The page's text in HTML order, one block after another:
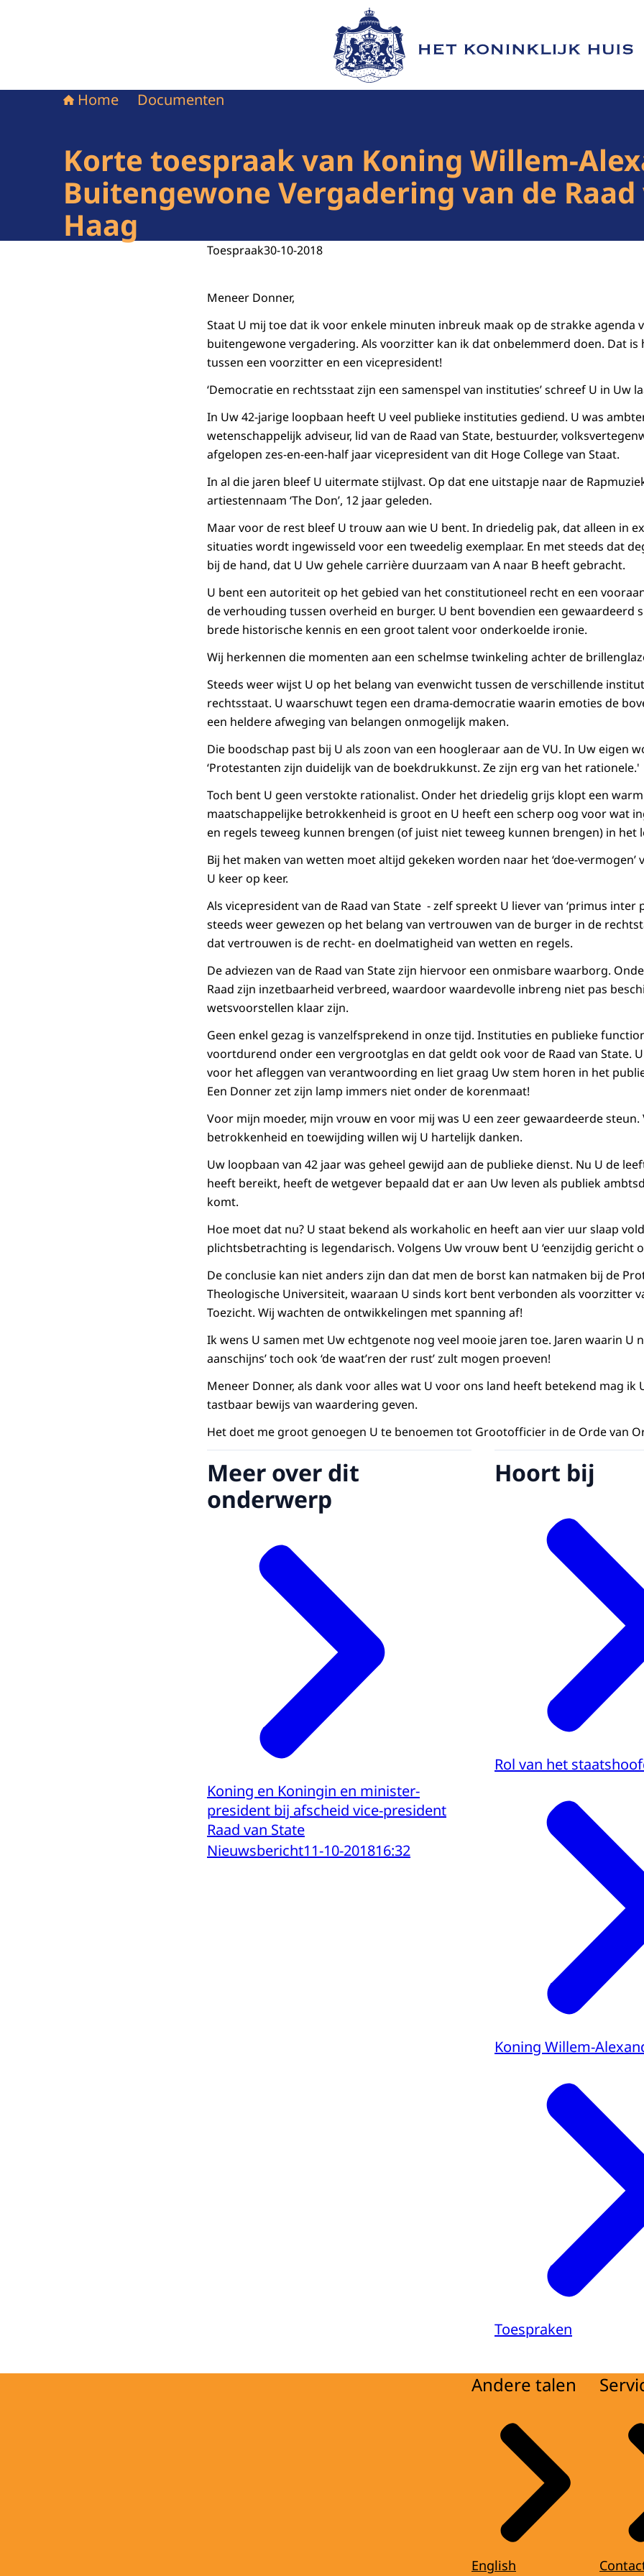
Naar de homepage van Het Koninklijk Huis
Home Documenten
Korte toespraak van Koning Willem-
Buitengewone Vergadering van de
Haag
Toespraak30-10-2018
Meneer Donner,
Staat U mij toe dat ik voor enkele minuten inbreuk maak op de strakke agenda
buitengewone vergadering. Als voorzitter kan ik dat onbelemmerd doen. Dat is
tussen een voorzitter en een vicepresident!
‘Democratie en rechtsstaat zijn een samenspel van instituties’ schreef U in Uw
In Uw 42-jarige loopbaan heeft U veel publieke instituties gediend. U was
wetenschappelijk adviseur, lid van de Raad van State, bestuurder,
afgelopen zes-en-een-half jaar vicepresident van dit Hoge College van Staat.
In al die jaren bleef U uitermate stijlvast. Op dat ene uitstapje naar de
artiestennaam ‘The Don’, 12 jaar geleden.
Maar voor de rest bleef U trouw aan wie U bent. In driedelig pak, dat alleen in
situaties wordt ingewisseld voor een tweedelig exemplaar. En met steeds dat
bij de hand, dat U Uw gehele carrière duurzaam van A naar B heeft gebracht.
U bent een autoriteit op het gebied van het constitutioneel recht en een
de verhouding tussen overheid en burger. U bent bovendien een gewaardeerd
brede historische kennis en een groot talent voor onderkoelde ironie.
Wij herkennen die momenten aan een schelmse twinkeling achter de
Steeds weer wijst U op het belang van evenwicht tussen de verschillende
rechtsstaat. U waarschuwt tegen een drama-democratie waarin emoties de
een heldere afweging van belangen onmogelijk maken.
Die boodschap past bij U als zoon van een hoogleraar aan de VU. In Uw eigen
‘Protestanten zijn duidelijk van de boekdrukkunst. Ze zijn erg van het rationele.'
Toch bent U geen verstokte rationalist. Onder het driedelig grijs klopt een
maatschappelijke betrokkenheid is groot en U heeft een scherp oog voor wat
en regels teweeg kunnen brengen (of juist niet teweeg kunnen brengen) in het
Bij het maken van wetten moet altijd gekeken worden naar het ‘doe-
U keer op keer.
Als vicepresident van de Raad van State - zelf spreekt U liever van ‘primus inter
steeds weer gewezen op het belang van vertrouwen van de burger in de
dat vertrouwen is de recht- en doelmatigheid van wetten en regels.
De adviezen van de Raad van State zijn hiervoor een onmisbare waarborg.
Raad zijn inzetbaarheid verbreed, waardoor waardevolle inbreng niet pas
wetsvoorstellen klaar zijn.
Geen enkel gezag is vanzelfsprekend in onze tijd. Instituties en publieke
voortdurend onder een vergrootglas en dat geldt ook voor de Raad van State.
voor het afleggen van verantwoording en liet graag Uw stem horen in het
Een Donner zet zijn lamp immers niet onder de korenmaat!
Voor mijn moeder, mijn vrouw en voor mij was U een zeer gewaardeerde steun.
betrokkenheid en toewijding willen wij U hartelijk danken.
Uw loopbaan van 42 jaar was geheel gewijd aan de publieke dienst. Nu U de
heeft bereikt, heeft de wetgever bepaald dat er aan Uw leven als publiek
komt.
Hoe moet dat nu? U staat bekend als workaholic en heeft aan vier uur slaap
plichtsbetrachting is legendarisch. Volgens Uw vrouw bent U ‘eenzijdig gericht
De conclusie kan niet anders zijn dan dat men de borst kan natmaken bij de
Theologische Universiteit, waaraan U sinds kort bent verbonden als voorzitter
Toezicht. Wij wachten de ontwikkelingen met spanning af!
Ik wens U samen met Uw echtgenote nog veel mooie jaren toe. Jaren waarin U
aanschijns’ toch ook ‘de waat’ren der rust’ zult mogen proeven!
Meneer Donner, als dank voor alles wat U voor ons land heeft betekend mag ik
tastbaar bewijs van waardering geven.
Het doet me groot genoegen U te benoemen tot Grootofficier in de Orde van
Meer over dit
onderwerp
Koning en Koningin en minister-
president bij afscheid vice-president
Raad van State
Nieuwsbericht11-10-201816:32
Hoort bij
Rol van het
Koning Willem-
Toespraken
Andere talen
English